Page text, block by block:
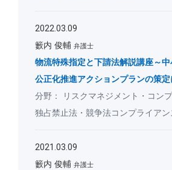
2022.03.09
籔内 俊輔 弁護士
物流特殊指定と下請法解説講座～
公正化推進アクションプランの策定
リスクマネジメント・コン
独占禁止法・競争法コンプライアン
2021.03.09
籔内 俊輔 弁護士